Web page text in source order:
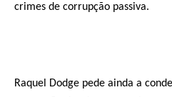
crimes de corrupção passiva.
Raquel Dodge pede ainda a